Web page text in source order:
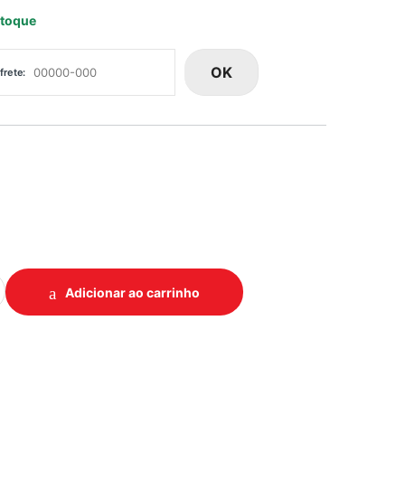
OK
DESCARGA HYDRA MAX quantidade
Adicionar ao carrinho